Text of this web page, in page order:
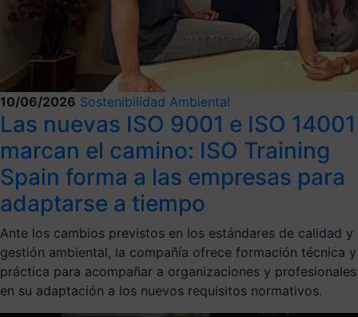
10/06/2026 Sostenibilidad Ambiental
Las nuevas ISO 9001 e ISO 14001
marcan el camino: ISO Training
Spain forma a las empresas para
adaptarse a tiempo
Ante los cambios previstos en los estándares de calidad y
gestión ambiental, la compañía ofrece formación técnica y
práctica para acompañar a organizaciones y profesionales
en su adaptación a los nuevos requisitos normativos.